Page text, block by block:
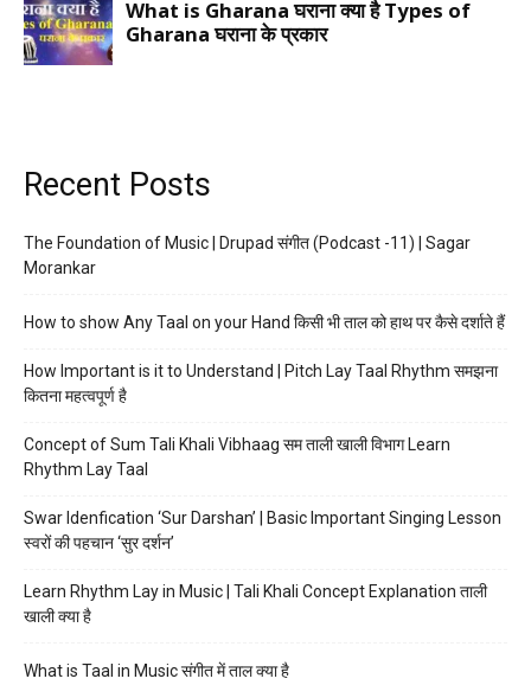
Recent Posts
The Foundation of Music | Drupad संगीत (Podcast -11) | Sagar
Morankar
How to show Any Taal on your Hand किसी भी ताल को हाथ पर कैसे दर्शाते हैं
How Important is it to Understand | Pitch Lay Taal Rhythm समझना
कितना महत्वपूर्ण है
Concept of Sum Tali Khali Vibhaag सम ताली खाली विभाग Learn
Rhythm Lay Taal
Swar Idenfication ‘Sur Darshan’ | Basic Important Singing Lesson
स्वरों की पहचान ‘सुर दर्शन’
Learn Rhythm Lay in Music | Tali Khali Concept Explanation ताली
खाली क्या है
What is Taal in Music संगीत में ताल क्या है